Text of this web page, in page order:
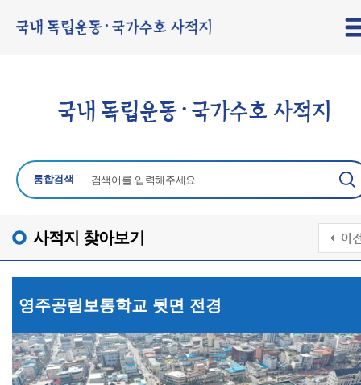
통합검색
사적지 찾아보기
영주공립보통학교 뒷면 전경